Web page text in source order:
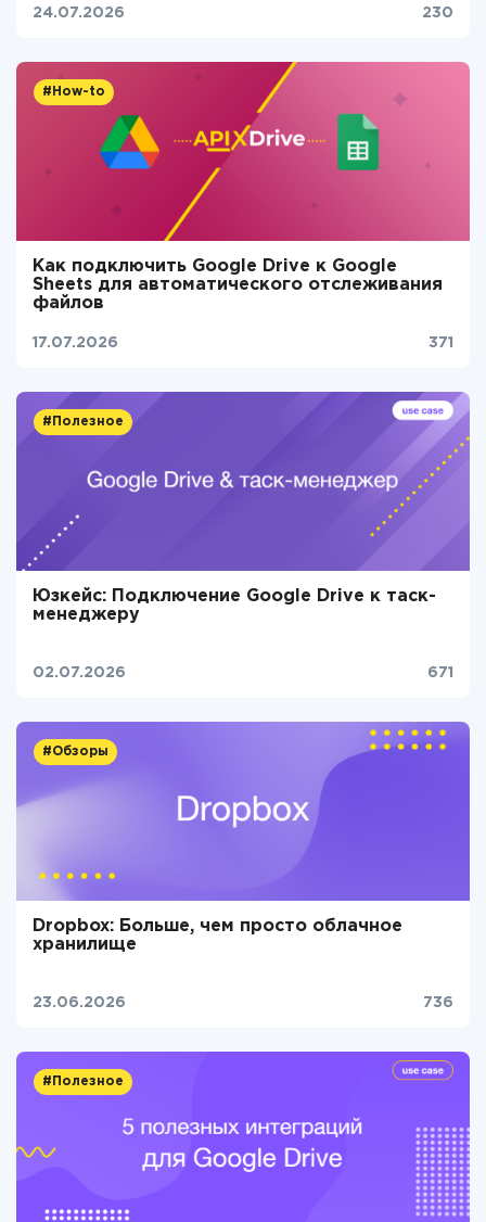
24.07.2026 230
#How-to
Как подключить Google Drive к Google
Sheets для автоматического отслеживания
файлов
17.07.2026 371
#Полезное
Юзкейс: Подключение Google Drive к таск-
менеджеру
02.07.2026 671
#Обзоры
Dropbox: Больше, чем просто облачное
хранилище
23.06.2026 736
#Полезное